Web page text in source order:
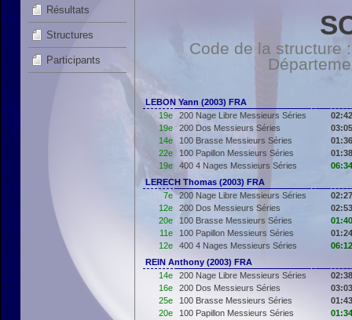
Résultats
Structures
Participants
Code de la structure
LEBON Yann (2003) FRA
19e
200 Nage Libre Messieurs Séries
19e
200 Dos Messieurs Séries
14e
100 Brasse Messieurs Séries
22e
100 Papillon Messieurs Séries
19e
400 4 Nages Messieurs Séries
LERECH Thomas (2003) FRA
7e
200 Nage Libre Messieurs Séries
12e
200 Dos Messieurs Séries
20e
100 Brasse Messieurs Séries
11e
100 Papillon Messieurs Séries
12e
400 4 Nages Messieurs Séries
REIN Anthony (2003) FRA
14e
200 Nage Libre Messieurs Séries
16e
200 Dos Messieurs Séries
25e
100 Brasse Messieurs Séries
20e
100 Papillon Messieurs Séries